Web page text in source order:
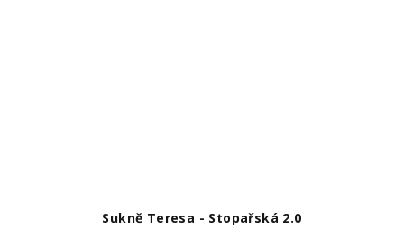
Sukně Teresa - Stopařská 2.0